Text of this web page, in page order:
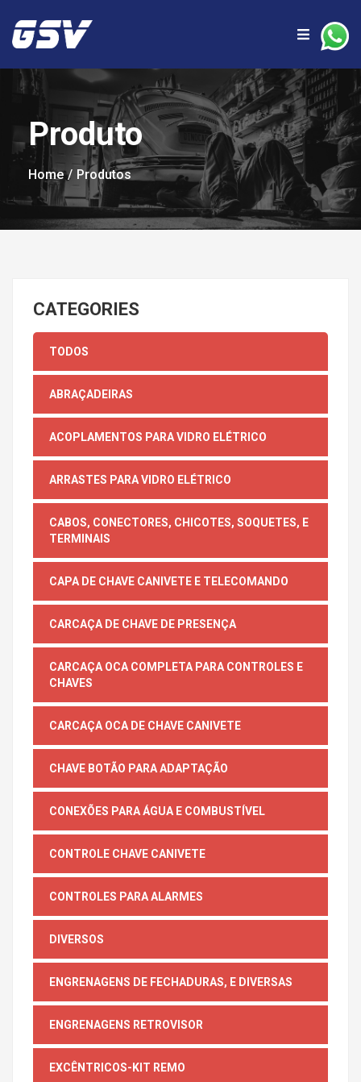
Produto
Home Produtos
CATEGORIES
TODOS
ABRAÇADEIRAS
ACOPLAMENTOS PARA VIDRO ELÉTRICO
ARRASTES PARA VIDRO ELÉTRICO
CABOS, CONECTORES, CHICOTES, SOQUETES, E
TERMINAIS
CAPA DE CHAVE CANIVETE E TELECOMANDO
CARCAÇA DE CHAVE DE PRESENÇA
CARCAÇA OCA COMPLETA PARA CONTROLES E
CHAVES
CARCAÇA OCA DE CHAVE CANIVETE
CHAVE BOTÃO PARA ADAPTAÇÃO
CONEXÕES PARA ÁGUA E COMBUSTÍVEL
CONTROLE CHAVE CANIVETE
CONTROLES PARA ALARMES
DIVERSOS
ENGRENAGENS DE FECHADURAS, E DIVERSAS
ENGRENAGENS RETROVISOR
EXCÊNTRICOS-KIT REMO